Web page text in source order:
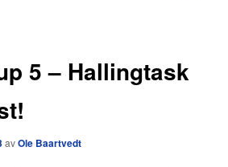
5 – Hallingtask
avOle Baartvedt